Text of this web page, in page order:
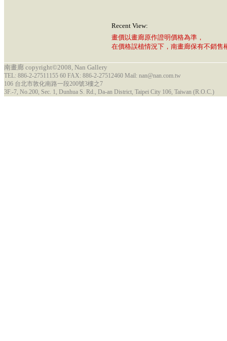
Recent View:
畫價以畫廊原作證明價格為準，
在價格誤植情況下，南畫廊保有不銷售
南畫廊 copyright©2008, Nan Gallery
TEL: 886-2-27511155 60 FAX: 886-2-27512460 Mail: nan@nan.com.tw
106 台北市敦化南路一段200號3樓之7
3F.-7, No.200, Sec. 1, Dunhua S. Rd., Da-an District, Taipei City 106, Taiwan (R.O.C.)